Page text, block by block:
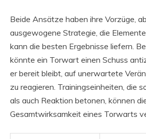
Beide Ansätze haben ihre Vorzüge,
ausgewogene Strategie, die
kann die besten Ergebnisse liefern.
könnte ein Torwart einen Schuss
er bereit bleibt, auf unerwartete
zu reagieren. Trainingseinheiten, die
als auch Reaktion betonen, können
Gesamtwirksamkeit eines Torwarts